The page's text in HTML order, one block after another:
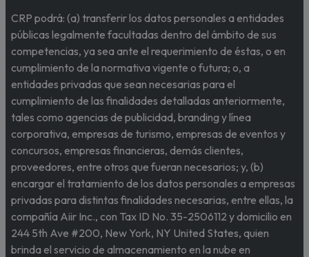
CRP podrá: (a) transferir los datos personales a entidades
públicas legalmente facultadas dentro del ámbito de sus
competencias, ya sea ante el requerimiento de éstas, o en
cumplimiento de la normativa vigente o futura; o, a
entidades privadas que sean necesarias para el
cumplimiento de las finalidades detalladas anteriormente,
tales como agencias de publicidad, branding y línea
corporativa, empresas de turismo, empresas de eventos y
concursos, empresas financieras, demás clientes,
proveedores, entre otros que fueran necesarios; y, (b)
encargar el tratamiento de los datos personales a empresas
privadas para distintas finalidades necesarias, entre ellas, la
compañía Aiir Inc., con Tax ID No. 35-2506112 y domicilio en
244 5th Ave #200, New York, NY United States, quien
brinda el servicio de almacenamiento en la nube en